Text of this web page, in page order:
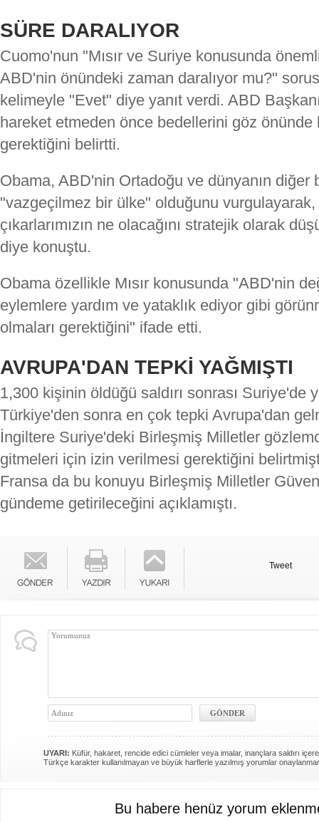
SÜRE DARALIYOR
Cuomo'nun "Mısır ve Suriye konusunda
ABD'nin önündeki zaman daralıyor mu?"
kelimeyle "Evet" diye yanıt verdi. ABD
hareket etmeden önce bedellerini göz önünde
gerektiğini belirtti.
Obama, ABD'nin Ortadoğu ve dünyanın diğer
"vazgeçilmez bir ülke" olduğunu
çıkarlarımızın ne olacağını stratejik olarak
diye konuştu.
Obama özellikle Mısır konusunda "ABD'nin
eylemlere yardım ve yataklık ediyor gibi
olmaları gerektiğini" ifade etti.
AVRUPA'DAN TEPKİ YAĞMIŞTI
1,300 kişinin öldüğü saldırı sonrası Suriye'de
Türkiye'den sonra en çok tepki Avrupa'dan
İngiltere Suriye'deki Birleşmiş Milletler
gitmeleri için izin verilmesi gerektiğini
Fransa da bu konuyu Birleşmiş Milletler
gündeme getirileceğini açıklamıştı.
Tweet
UYARI: Küfür, hakaret, rencide edici cümleler veya imalar, inançlara saldırı
Türkçe karakter kullanılmayan ve büyük harflerle yazılmış yorumlar
Bu habere henüz yorum